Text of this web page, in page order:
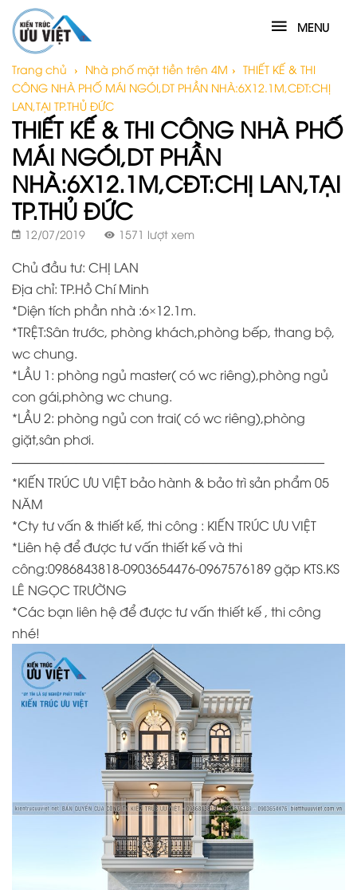
MENU
Trang chủ › Nhà phố mặt tiền trên 4M › THIẾT KẾ & THI
CÔNG NHÀ PHỐ MÁI NGÓI,DT PHẦN NHÀ:6X12.1M,CĐT:CHỊ
LAN,TẠI TP.THỦ ĐỨC
THIẾT KẾ & THI CÔNG NHÀ PHỐ
MÁI NGÓI,DT PHẦN
NHÀ:6X12.1M,CĐT:CHỊ LAN,TẠI
TP.THỦ ĐỨC
12/07/2019 1571 lượt xem
Chủ đầu tư: CHỊ LAN
Địa chỉ: TP.Hồ Chí Minh
*Diện tích phần nhà :6×12.1m.
*TRỆT:Sân trước, phòng khách,phòng bếp, thang bộ,
wc chung.
*LẦU 1: phòng ngủ master( có wc riêng),phòng ngủ
con gái,phòng wc chung.
*LẦU 2: phòng ngủ con trai( có wc riêng),phòng
giặt,sân phơi.
————————————————————————–
*KIẾN TRÚC ƯU VIỆT bảo hành & bảo trì sản phẩm 05
NĂM
*Cty tư vấn & thiết kế, thi công : KIẾN TRÚC ƯU VIỆT
*Liên hệ để được tư vấn thiết kế và thi
công:0986843818-0903654476-0967576189 gặp KTS.KS
LÊ NGỌC TRƯỜNG
*Các bạn liên hệ để được tư vấn thiết kế , thi công
nhé!